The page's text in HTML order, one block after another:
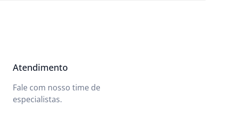
Atendimento
Fale com nosso time de
especialistas.